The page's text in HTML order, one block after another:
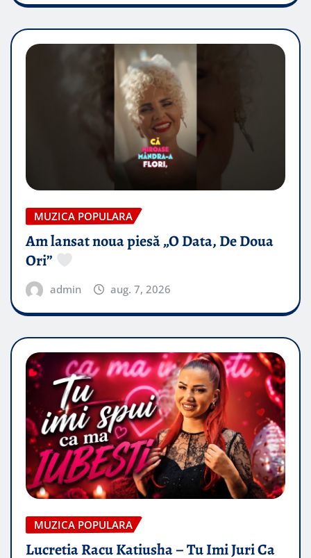
MUZICA POPULARA
Am lansat noua piesă „O Data, De Doua
Ori”
admin aug. 7, 2026
MUZICA POPULARA
Lucretia Racu Katiusha – Tu Imi Juri Ca